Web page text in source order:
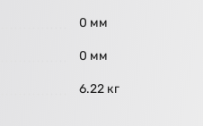
0 мм
0 мм
6.22 кг